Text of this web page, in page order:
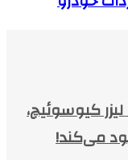
کیوسوئیچ،
می‌کند!